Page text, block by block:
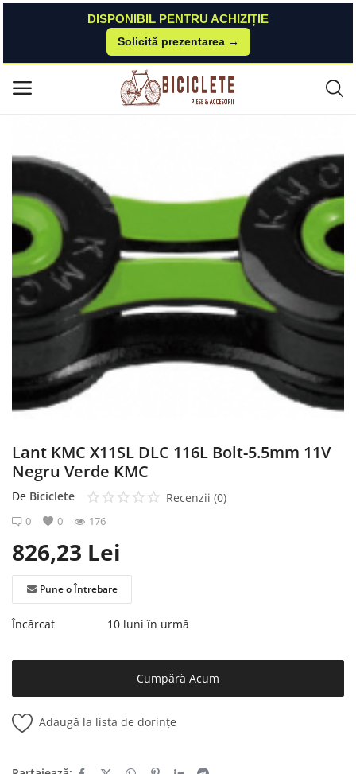
DISPONIBIL PENTRU ACHIZIȚIE
Solicită prezentarea →
Meniu principal
Listă de dorințe
Contact
Blog
Autentificare
Înregistrare
Transmisie & Accesorii
Lant KMC X11SL DLC 116L Bolt-5.5mm 11V Negru Verde KMC
Lant KMC X11SL DLC 116L Bolt-5.5mm 11V
Negru Verde KMC
De Biciclete Recenzii (0)
0 0 176
826,23 Lei
Pune o Întrebare
Încărcat 10 luni în urmă
Cumpără Acum
Adaugă la lista de dorințe